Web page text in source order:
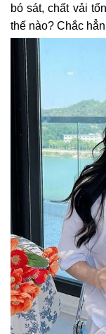
bó sát, chất vải
thế nào? Chắc